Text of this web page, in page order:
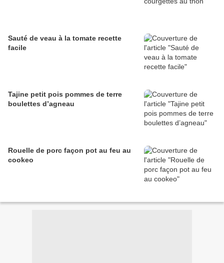
Sauté de veau à la tomate recette
facile
Tajine petit pois pommes de terre
boulettes d’agneau
Rouelle de porc façon pot au feu au
cookeo